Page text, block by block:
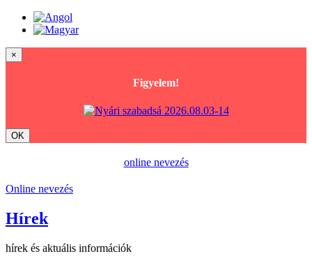
×
Figyelem!
OK
online nevezés
Online nevezés
Hírek
hírek és aktuális információk